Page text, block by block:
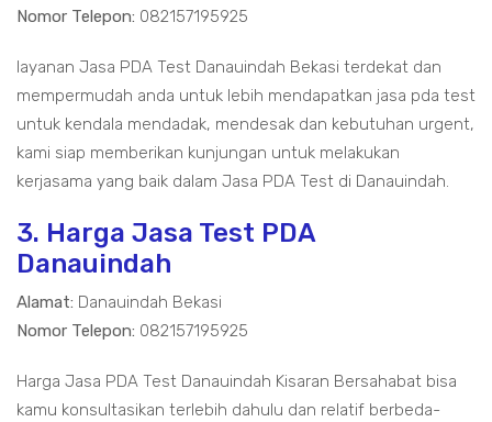
Nomor Telepon: 082157195925
layanan Jasa PDA Test Danauindah Bekasi terdekat dan
mempermudah anda untuk lebih mendapatkan jasa pda test
untuk kendala mendadak, mendesak dan kebutuhan urgent,
kami siap memberikan kunjungan untuk melakukan
kerjasama yang baik dalam Jasa PDA Test di Danauindah.
3. Harga Jasa Test PDA
Danauindah
Alamat: Danauindah Bekasi
Nomor Telepon: 082157195925
Harga Jasa PDA Test Danauindah Kisaran Bersahabat bisa
kamu konsultasikan terlebih dahulu dan relatif berbeda-